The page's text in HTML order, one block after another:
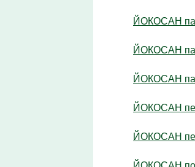
ЙОКОСАН
ЙОКОСАН
ЙОКОСАН
ЙОКОСАН
ЙОКОСАН